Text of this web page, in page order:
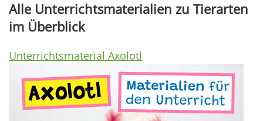
Alle Unterrichtsmaterialien zu Tierarten
im Überblick
Unterrichtsmaterial Axolotl